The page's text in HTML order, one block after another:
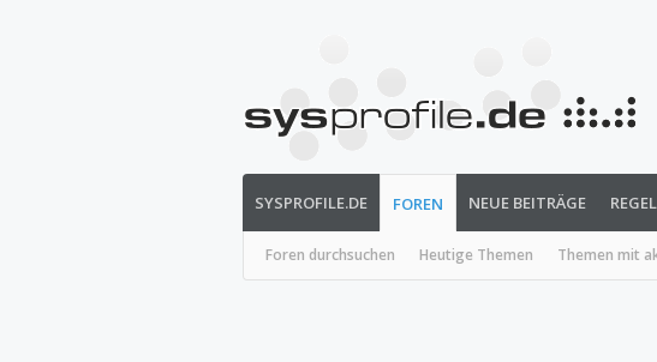
SYSPROFILE.DE FOREN
Foren durchsuchen Heutige Themen Themen mit
NEUE BEITRÄGE